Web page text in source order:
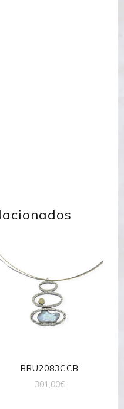
BRU2083CCB
301,00€